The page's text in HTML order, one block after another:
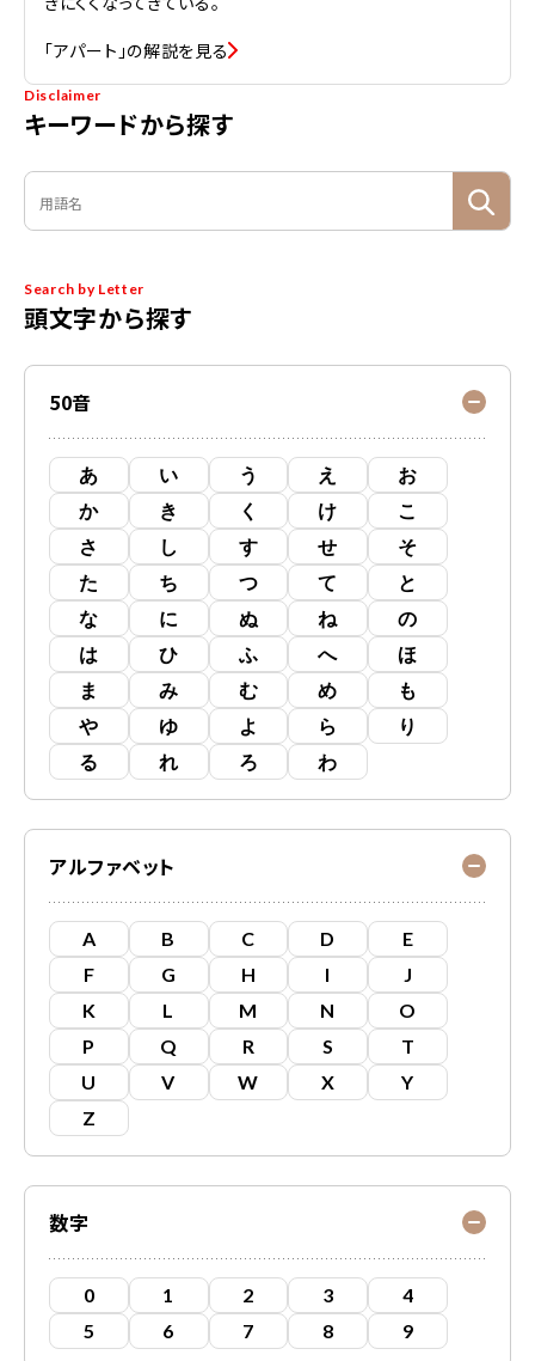
Disclaimer
キーワードから探す
Search by Letter
頭文字から探す
50音
あ い う え
お
か
き く け
こ
さ
し す せ
そ
た
ち つ て
と
な
に ぬ ね
の
は
ひ ふ へ
ほ
ま
み む め
も
や
ゆ よ ら
り
る
れ ろ わ
アルファベット
A B C D
E
F
G H I
J
K
L M N
O
P
Q R S
T
U
V W X
Y
Z
数字
0 1 2 3
4
5
6 7 8 9
「アパート」の解説を見る